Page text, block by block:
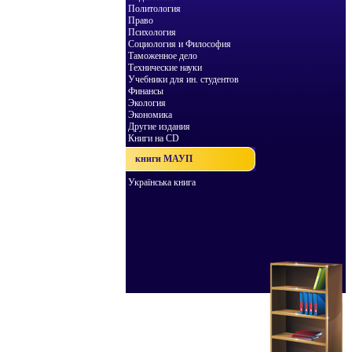
Политология
Право
Психология
Социология и Философия
Таможенное дело
Технические науки
Учебники для ин. студентов
Финансы
Экология
Экономика
Другие издания
Книги на CD
книги МАУП
Українська книга